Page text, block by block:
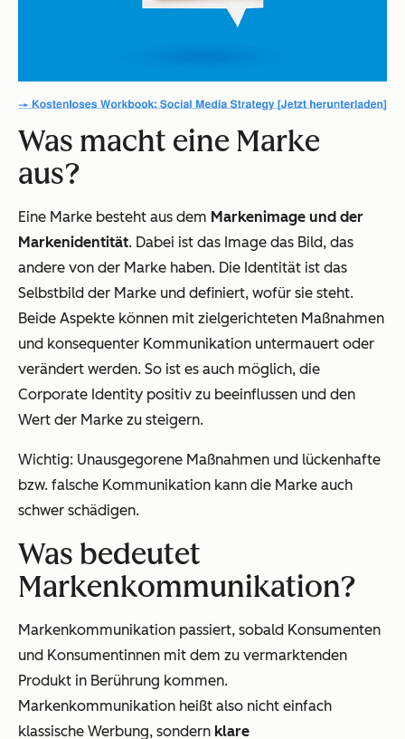
Was macht eine Marke
aus?
Eine Marke besteht aus dem Markenimage und der
Markenidentität. Dabei ist das Image das Bild, das
andere von der Marke haben. Die Identität ist das
Selbstbild der Marke und definiert, wofür sie steht.
Beide Aspekte können mit zielgerichteten Maßnahmen
und konsequenter Kommunikation untermauert oder
verändert werden. So ist es auch möglich, die
Corporate Identity positiv zu beeinflussen und den
Wert der Marke zu steigern.
Wichtig: Unausgegorene Maßnahmen und lückenhafte
bzw. falsche Kommunikation kann die Marke auch
schwer schädigen.
Was bedeutet
Markenkommunikation?
Markenkommunikation passiert, sobald Konsumenten
und Konsumentinnen mit dem zu vermarktenden
Produkt in Berührung kommen.
Markenkommunikation heißt also nicht einfach
klassische Werbung, sondern klare